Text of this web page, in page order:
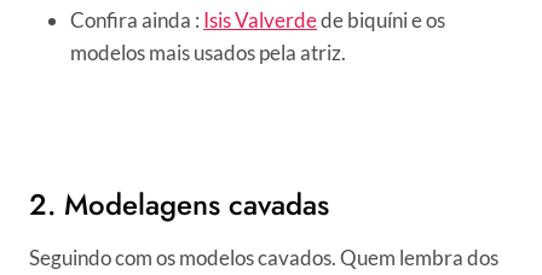
Confira ainda : Isis Valverdede biquíni e os
modelos mais usados pela atriz.
2. Modelagens cavadas
Seguindo com os modelos cavados. Quem lembra dos